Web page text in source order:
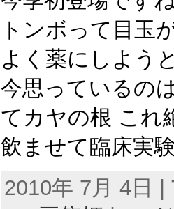
トンボって目玉
よく薬にしよう
今思っているの
てカヤの根 これ
飲ませて臨床実
2010年 7月 4日